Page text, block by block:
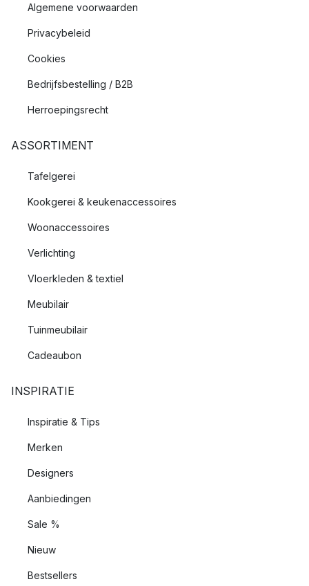
Algemene voorwaarden
Privacybeleid
Cookies
Bedrijfsbestelling / B2B
Herroepingsrecht
ASSORTIMENT
Tafelgerei
Kookgerei & keukenaccessoires
Woonaccessoires
Verlichting
Vloerkleden & textiel
Meubilair
Tuinmeubilair
Cadeaubon
INSPIRATIE
Inspiratie & Tips
Merken
Designers
Aanbiedingen
Sale %
Nieuw
Bestsellers